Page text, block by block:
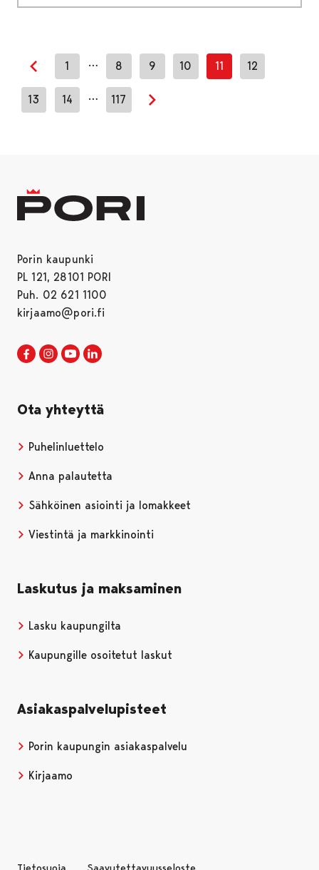
Edellinen sivu
1 … 8 9 10 11 12
13 14 … 117
Seuraava sivu
Porin kaupunki
PL 121, 28101 PORI
Puh. 02 621 1100
kirjaamo@pori.fi
Porin kaupunki Facebookissa
Avautuu uudessa välilehdessä
Porin kaupunki Instagramissa
Avautuu uudessa välilehdessä
Porin kaupunki Youtubessa
Avautuu uudessa välilehdessä
Ota yhteyttä
Puhelinluettelo
Anna palautetta
Sähköinen asiointi ja lomakkeet
Viestintä ja markkinointi
Laskutus ja maksaminen
Lasku kaupungilta
Kaupungille osoitetut laskut
Asiakaspalvelupisteet
Porin kaupungin asiakaspalvelu
Kirjaamo